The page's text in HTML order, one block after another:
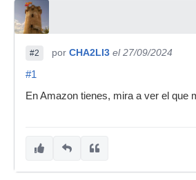
#2 por CHA2LI3 el 27/09/2024
#1
En Amazon tienes, mira a ver el que